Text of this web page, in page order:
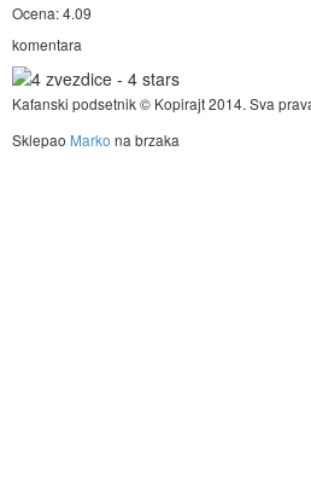
Ocena: 4.09
komentara
Kafanski podsetnik © Kopirajt 2014. Sva
Sklepao Marko na brzaka